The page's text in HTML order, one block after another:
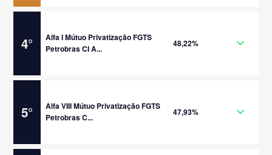
4°
Alfa I Mútuo Privatização FGTS
Petrobras CI A...
48,22%
5°
Alfa VIII Mútuo Privatização FGTS
Petrobras C...
47,93%